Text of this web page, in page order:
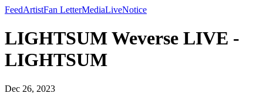
FeedArtistFan LetterMediaLiveNotice
LIGHTSUM Weverse LIVE -
LIGHTSUM
Dec 26, 2023